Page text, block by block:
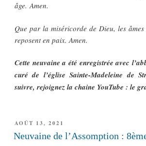
âge. Amen.
Que par la miséricorde de Dieu, les âmes
reposent en paix. Amen.
Cette neuvaine a été enregistrée avec
curé de l’église Sainte-Madeleine de
suivre, rejoignez la chaine YouTube : le
PUBLIÉ
LE
AOÛT 13, 2021
Neuvaine de l’Assomption :